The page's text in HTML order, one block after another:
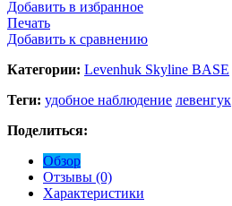
Добавить в избранное
Печать
Добавить к сравнению
Категории: Levenhuk Skyline BASE
Теги: удобное наблюдение левенгук
Поделиться:
Обзор
Отзывы (0)
Характеристики